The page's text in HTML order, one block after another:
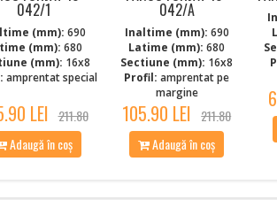
042/1
(mm): 690
(mm): 680
(mm): 16x8
amprentat special
LEI 211.80
Adaugă în coș
042/A
Inaltime (mm): 690
Latime (mm): 680
Sectiune (mm): 16x8
Profil: amprentat pe
margine
105.90 LEI 211.80
Adaugă în coș